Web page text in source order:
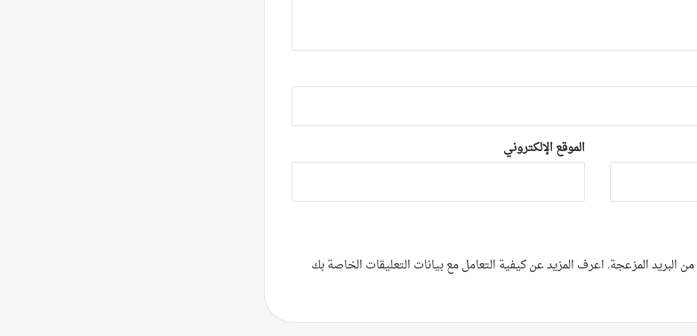
الموقع الإلكتروني
البريد المزعجة. اعرف المزيد عن كيفية التعامل مع بيانات التعليقات الخاصة بك